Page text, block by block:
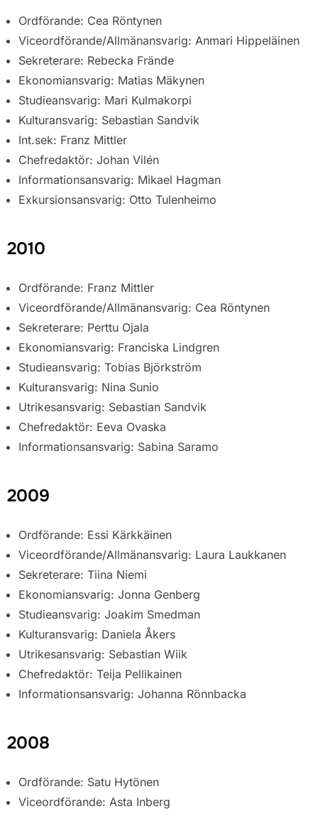
Ordförande: Cea Röntynen
Viceordförande/Allmänansvarig: Anmari Hippeläinen
Sekreterare: Rebecka Frände
Ekonomiansvarig: Matias Mäkynen
Studieansvarig: Mari Kulmakorpi
Kulturansvarig: Sebastian Sandvik
Int.sek: Franz Mittler
Chefredaktör: Johan Vilén
Informationsansvarig: Mikael Hagman
Exkursionsansvarig: Otto Tulenheimo
2010
Ordförande: Franz Mittler
Viceordförande/Allmänansvarig: Cea Röntynen
Sekreterare: Perttu Ojala
Ekonomiansvarig: Franciska Lindgren
Studieansvarig: Tobias Björkström
Kulturansvarig: Nina Sunio
Utrikesansvarig: Sebastian Sandvik
Chefredaktör: Eeva Ovaska
Informationsansvarig: Sabina Saramo
2009
Ordförande: Essi Kärkkäinen
Viceordförande/Allmänansvarig: Laura Laukkanen
Sekreterare: Tiina Niemi
Ekonomiansvarig: Jonna Genberg
Studieansvarig: Joakim Smedman
Kulturansvarig: Daniela Åkers
Utrikesansvarig: Sebastian Wiik
Chefredaktör: Teija Pellikainen
Informationsansvarig: Johanna Rönnbacka
2008
Ordförande: Satu Hytönen
Viceordförande: Asta Inberg